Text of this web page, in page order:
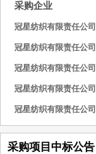
采购企业
冠星纺织有限责任公司
冠星纺织有限责任公司
冠星纺织有限责任公司
冠星纺织有限责任公司
冠星纺织有限责任公司
采购项目中标公告